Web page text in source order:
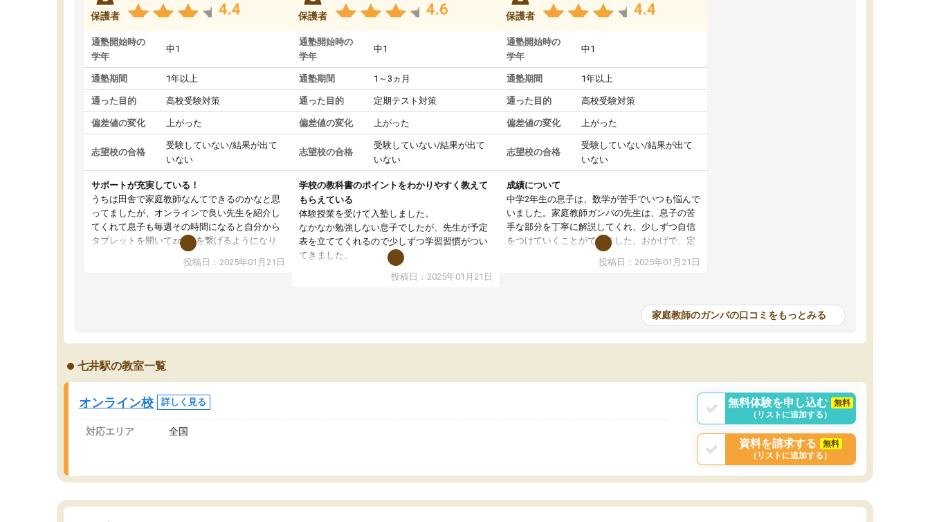
保護者 4.4
通塾開始時の
学年
中1
通塾期間 1年以上
通った目的 高校受験対策
偏差値の変化 上がった
志望校の合格
受験していない/結果が出て
いない
サポートが充実している！
うちは田舎で家庭教師なんてできるのかなと思
ってましたが、オンラインで良い先生を紹介し
てくれて息子も毎週その時間になると自分から
タブレットを開いてzoomを繋げるようになり
ました！5科目なんでもOKなのもとても気に入
投稿日：2025年01月21日
保護者 4.6
通塾開始時の
学年
中1
通塾期間 1～3ヵ月
通った目的 定期テスト対策
偏差値の変化 上がった
志望校の合格
受験していない/結果が出て
いない
学校の教科書のポイントをわかりやすく教えて
もらえている
体験授業を受けて入塾しました。
なかなか勉強しない息子でしたが、先生が予定
表を立ててくれるので少しずつ学習習慣がつい
てきました。
オンラインで週に一度の受講ですが、指導が無
い日も予定表に基づいて勉強したり、LINEでわ
投稿日：2025年01月21日
保護者 4.4
通塾開始時の
学年
中1
通塾期間 1年以上
通った目的 高校受験対策
偏差値の変化 上がった
志望校の合格
受験していない/結果が出て
いない
成績について
中学2年生の息子は、数学が苦手でいつも悩んで
いました。家庭教師ガンバの先生は、息子の苦
手な部分を丁寧に解説してくれ、少しずつ自信
をつけていくことができました。おかげで、定
期テストの成績が10点以上アップし、本人もと
投稿日：2025年01月21日
家庭教師のガンバの口コミをもっとみる
七井駅の教室一覧
オンライン校 詳しく見る
対応エリア 全国
無料体験を申し込む
無料
（リストに追加する）
資料を請求する
無料
（リストに追加する）